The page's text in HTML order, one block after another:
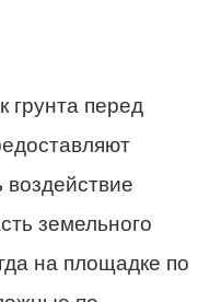
грунта перед
земельного
на площадке по